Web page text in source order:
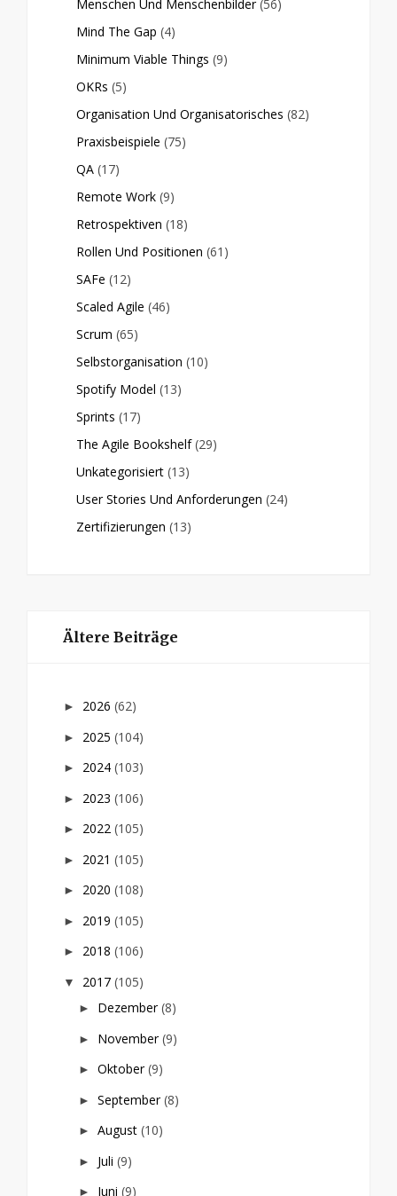
Menschen Und Menschenbilder (56)
Mind The Gap (4)
Minimum Viable Things (9)
OKRs (5)
Organisation Und Organisatorisches (82)
Praxisbeispiele (75)
QA (17)
Remote Work (9)
Retrospektiven (18)
Rollen Und Positionen (61)
SAFe (12)
Scaled Agile (46)
Scrum (65)
Selbstorganisation (10)
Spotify Model (13)
Sprints (17)
The Agile Bookshelf (29)
Unkategorisiert (13)
User Stories Und Anforderungen (24)
Zertifizierungen (13)
Ältere Beiträge
► 2026 (62)
► 2025 (104)
► 2024 (103)
► 2023 (106)
► 2022 (105)
► 2021 (105)
► 2020 (108)
► 2019 (105)
► 2018 (106)
▼ 2017 (105)
► Dezember(8)
► November(9)
► Oktober(9)
► September(8)
► August (10)
► Juli (9)
► Juni (9)